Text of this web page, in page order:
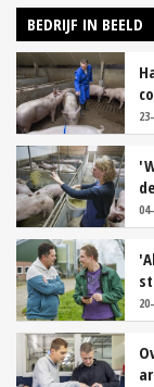
BEDRIJF IN BEELD